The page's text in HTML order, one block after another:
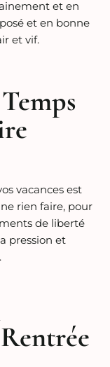
et en
et en bonne
et vif.
vacances est
rien faire, pour
de liberté
pression et